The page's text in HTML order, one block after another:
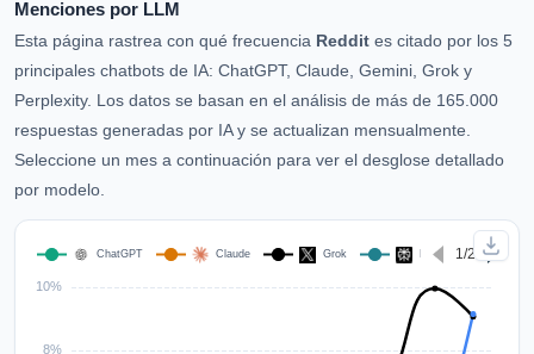
Menciones por LLM
Esta página rastrea con qué frecuencia Reddit es citado por los 5
principales chatbots de IA: ChatGPT, Claude, Gemini, Grok y
Perplexity. Los datos se basan en el análisis de más de 165.000
respuestas generadas por IA y se actualizan mensualmente.
Seleccione un mes a continuación para ver el desglose detallado
por modelo.